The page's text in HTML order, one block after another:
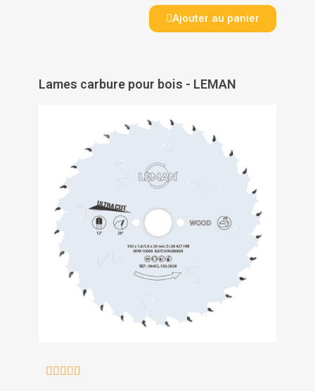
Ajouter au panier
Lames carbure pour bois - LEMAN
    